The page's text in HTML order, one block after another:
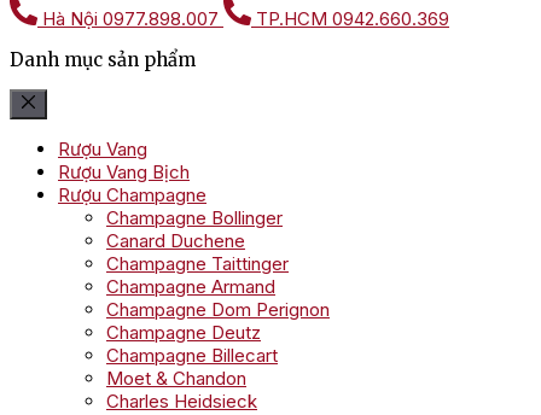
Hà Nội 0977.898.007 TP.HCM 0942.660.369
Danh mục sản phẩm
Rượu Vang
Rượu Vang Bịch
Rượu Champagne
Champagne Bollinger
Canard Duchene
Champagne Taittinger
Champagne Armand
Champagne Dom Perignon
Champagne Deutz
Champagne Billecart
Moet & Chandon
Charles Heidsieck